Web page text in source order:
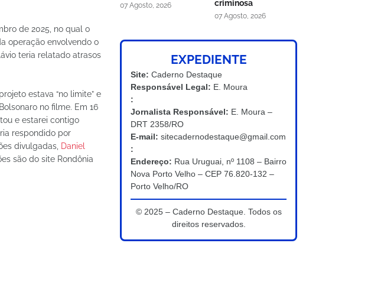
de 2025, no qual o
operação envolvendo o
teria relatado atrasos
estava “no limite” e
no filme. Em 16
e estarei contigo
respondido por
divulgadas, Daniel
são do site Rondônia
07 Agosto, 2026
criminosa
07 Agosto, 2026
EXPEDIENTE
Site: Caderno Destaque
Responsável Legal: E. Moura
:
Jornalista Responsável: E. Moura –
DRT 2358/RO
E-mail: sitecadernodestaque@gmail.com
:
Endereço: Rua Uruguai, nº 1108 – Bairro
Nova Porto Velho – CEP 76.820-132 –
Porto Velho/RO
© 2025 – Caderno Destaque. Todos os
direitos reservados.